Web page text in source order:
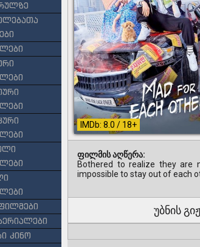
IMDb: 8.0 / 18+
ფილმის აღწერა:
Bothered to realize they are
impossible to stay out of each
უბნის
კინო